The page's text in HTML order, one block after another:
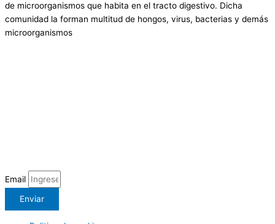
de microorganismos que habita en el tracto digestivo. Dicha
comunidad la forman multitud de hongos, virus, bacterias y demás
microorganismos
Email
Enviar